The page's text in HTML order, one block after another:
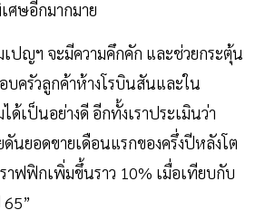
ศษอีกมากมาย
เปญฯ จะมีความคึกคัก และช่วยกระตุ้น
บครัวลูกค้าห้างโรบินสันและใน
ด้เป็นอย่างดี อีกทั้งเราประเมินว่า
นยอดขายเดือนแรกของครึ่งปีหลังโต
าฟฟิกเพิ่มขึ้นราว 10% เมื่อเทียบกับ
65”